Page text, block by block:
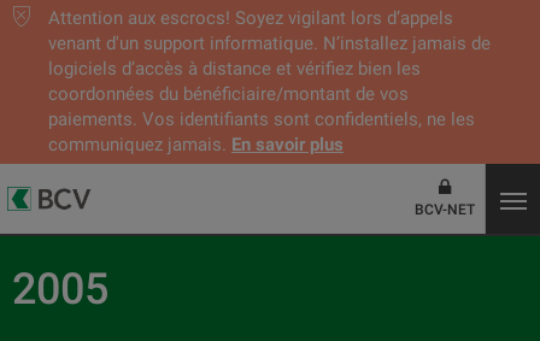
Attention aux escrocs! Soyez vigilant lors d’appels
venant d'un support informatique. N’installez jamais de
logiciels d’accès à distance et vérifiez bien les
coordonnées du bénéficiaire/montant de vos
paiements. Vos identifiants sont confidentiels, ne les
communiquez jamais. En savoir plus
BCV-NET
2005